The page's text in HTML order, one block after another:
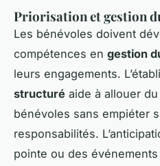
Priorisation et gestion
Les bénévoles doivent
compétences en gestion
leurs engagements.
structuré aide à allouer
bénévoles sans empiéter
responsabilités.
pointe ou des